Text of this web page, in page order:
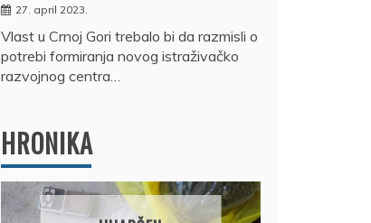
27. april 2023.
Vlast u Crnoj Gori trebalo bi da razmisli o
potrebi formiranja novog istraživačko
razvojnog centra…
HRONIKA